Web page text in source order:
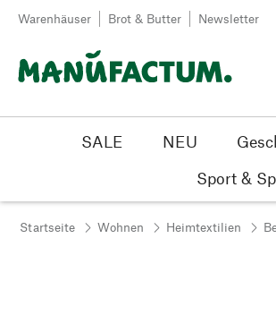
Zum Inhalt springen
Warenhäuser Brot & Butter Newsletter
SALE NEU
Sport &
Startseite Wohnen Heimtextilien